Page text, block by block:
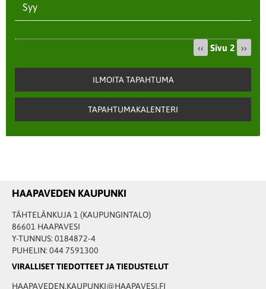
Syy
Edellinen
‹‹ Sivu 2 ››
ILMOITA TAPAHTUMA
TAPAHTUMAKALENTERI
HAAPAVEDEN KAUPUNKI
TÄHTELÄNKUJA 1 (KAUPUNGINTALO)
86601 HAAPAVESI
Y-TUNNUS: 0184872-4
PUHELIN: 044 7591300
VIRALLISET TIEDOTTEET JA TIEDUSTELUT
HAAPAVEDEN.KAUPUNKI@HAAPAVESI.FI